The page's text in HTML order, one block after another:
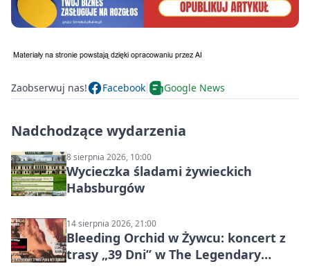
Zaobserwuj nas! Facebook Google News
Nadchodzące wydarzenia
8 sierpnia 2026, 10:00
Wycieczka śladami żywieckich
Habsburgów
14 sierpnia 2026, 21:00
Bleeding Orchid w Żywcu: koncert z
trasy „39 Dni” w The Legendary